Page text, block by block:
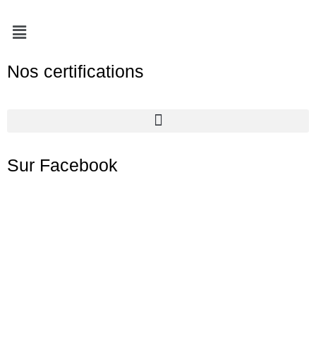
Menu
Nos certifications
Sur Facebook